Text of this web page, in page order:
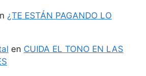
¿TE ESTÁN PAGANDO LO
en CUIDA EL TONO EN LAS